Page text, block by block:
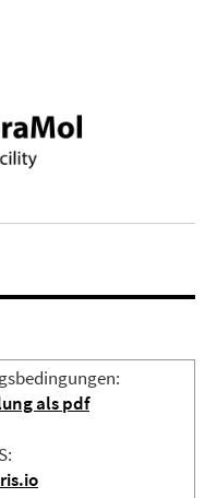
als pdf